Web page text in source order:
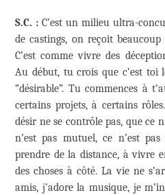
S.C. : C’est un milieu ultra-
de castings, on reçoit beaucoup
C’est comme vivre des
Au début, tu crois que c’est toi
“désirable”. Tu commences à
certains projets, à certains
désir ne se contrôle pas, que ce
n’est pas mutuel, ce n’est
prendre de la distance, à vivre
des choses à côté. La vie ne
amis, j’adore la musique, je